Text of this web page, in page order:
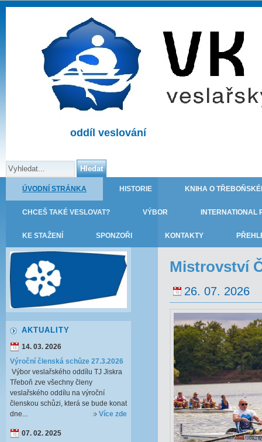
oddíl veslování
ÚVODNÍ STRÁNKA HISTORIE KNIHA O
CHCEŠ TAKÉ VESLOVAT? VÝBOR INTERNATIONAL
KE STAŽENÍ SPONZOŘI KONTAKTY
Mistrovství
26. 07. 2026
AKTUALITY
14. 03. 2026
Výroční členská schůze 27.3.2026
Výbor veslařského oddílu TJ Jiskra
Třeboň zve všechny členy
veslařského oddílu na výroční
členskou schůzi, která se bude konat
dne...
Více zde
07. 02. 2025